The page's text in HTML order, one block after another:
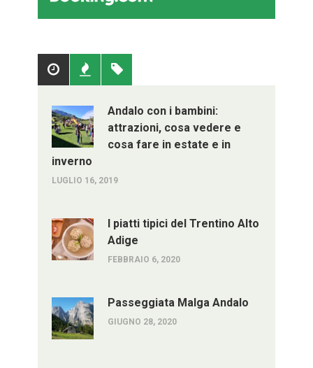
PopolariRecenti
Andalo con i bambini:
attrazioni, cosa vedere e
cosa fare in estate e in
inverno
LUGLIO 16, 2019
I piatti tipici del Trentino Alto
Adige
FEBBRAIO 6, 2020
Passeggiata Malga Andalo
GIUGNO 28, 2020